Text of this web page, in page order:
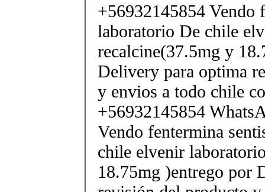
+56932145854 Vendo
laboratorio De chile
recalcine(37.5mg y
Delivery para optima
y envios a todo chile
+56932145854
Vendo fentermina
chile elvenir
18.75mg )entrego por